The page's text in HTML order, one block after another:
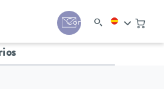
Contacto